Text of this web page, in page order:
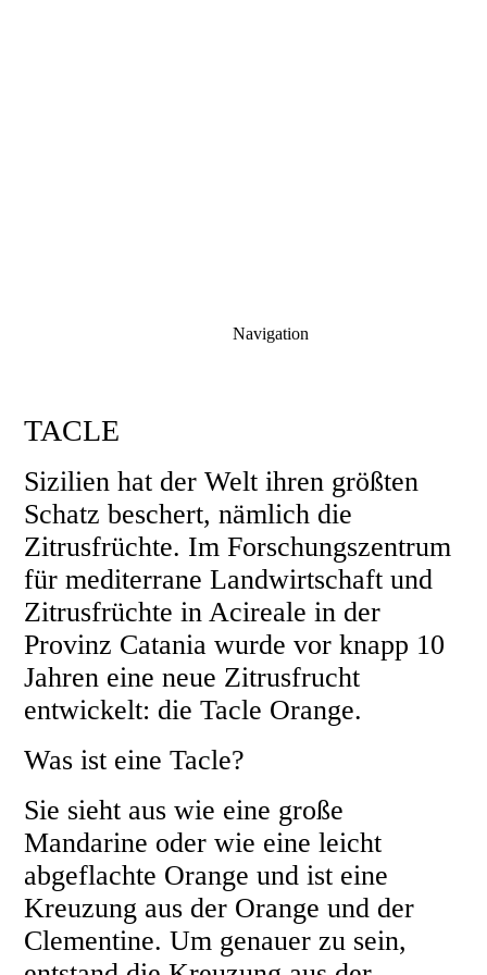
Navigation
TACLE
Sizilien hat der Welt ihren größten
Schatz beschert, nämlich die
Zitrusfrüchte. Im Forschungszentrum
für mediterrane Landwirtschaft und
Zitrusfrüchte in Acireale in der
Provinz Catania wurde vor knapp 10
Jahren eine neue Zitrusfrucht
entwickelt: die Tacle Orange.
Was ist eine Tacle?
Sie sieht aus wie eine große
Mandarine oder wie eine leicht
abgeflachte Orange und ist eine
Kreuzung aus der Orange und der
Clementine. Um genauer zu sein,